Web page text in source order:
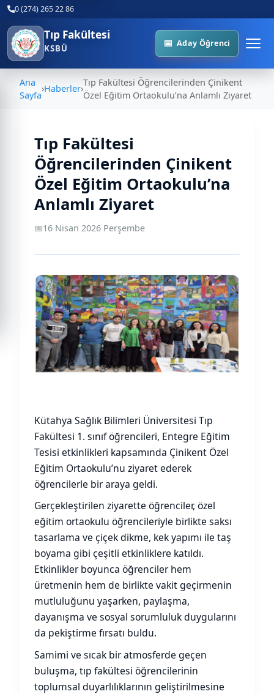
0 (274) 265 22 86
Tıp Fakültesi
KSBÜ Aday Öğrenci
Ana
Sayfa
›Haberler›
Tıp Fakültesi Öğrencilerinden Çinikent
Özel Eğitim Ortaokulu’na Anlamlı Ziyaret
Tıp Fakültesi
Öğrencilerinden Çinikent
Özel Eğitim Ortaokulu’na
Anlamlı Ziyaret
📅16 Nisan 2026 Perşembe
Kütahya Sağlık Bilimleri Üniversitesi Tıp
Fakültesi 1. sınıf öğrencileri, Entegre Eğitim
Tesisi etkinlikleri kapsamında Çinikent Özel
Eğitim Ortaokulu’nu ziyaret ederek
öğrencilerle bir araya geldi.
Gerçekleştirilen ziyarette öğrenciler, özel
eğitim ortaokulu öğrencileriyle birlikte saksı
tasarlama ve çiçek dikme, kek yapımı ile taş
boyama gibi çeşitli etkinliklere katıldı.
Etkinlikler boyunca öğrenciler hem
üretmenin hem de birlikte vakit geçirmenin
mutluluğunu yaşarken, paylaşma,
dayanışma ve sosyal sorumluluk duygularını
da pekiştirme fırsatı buldu.
Samimi ve sıcak bir atmosferde geçen
buluşma, tıp fakültesi öğrencilerinin
toplumsal duyarlılıklarının geliştirilmesine